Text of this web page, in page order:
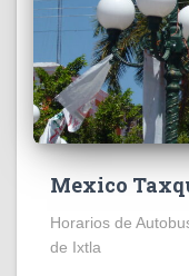
Mexico
Horarios de
de Ixtla